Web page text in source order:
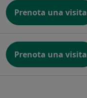
Prenota una visita
Prenota una visita